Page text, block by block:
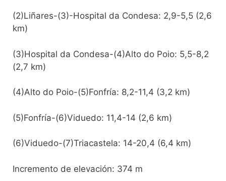
(2)Liñares-(3)-Hospital da Condesa: 2,9-5,5 (2,6
km)
(3)Hospital da Condesa-(4)Alto do Poio: 5,5-8,2
(2,7 km)
(4)Alto do Poio-(5)Fonfría: 8,2-11,4 (3,2 km)
(5)Fonfría-(6)Viduedo: 11,4-14 (2,6 km)
(6)Viduedo-(7)Triacastela: 14-20,4 (6,4 km)
Incremento de elevación: 374 m